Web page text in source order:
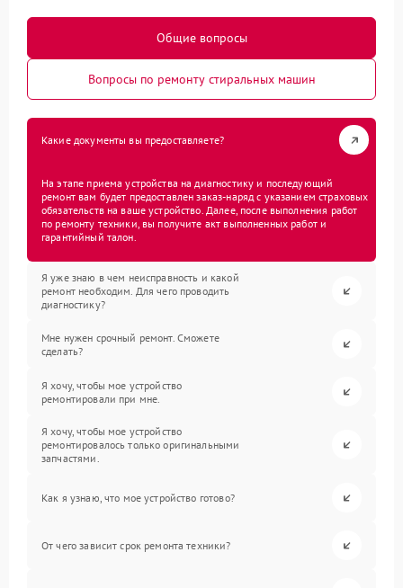
Общие вопросы
Вопросы по ремонту стиральных машин
Какие документы вы предоставляете?
На этапе приема устройства на диагностику и последующий
ремонт вам будет предоставлен заказ-наряд с указанием страховых
обязательств на ваше устройство. Далее, после выполнения работ
по ремонту техники, вы получите акт выполненных работ и
гарантийный талон.
Я уже знаю в чем неисправность и какой
ремонт необходим. Для чего проводить
диагностику?
Мне нужен срочный ремонт. Сможете
сделать?
Я хочу, чтобы мое устройство
ремонтировали при мне.
Я хочу, чтобы мое устройство
ремонтировалось только оригинальными
запчастями.
Как я узнаю, что мое устройство готово?
От чего зависит срок ремонта техники?